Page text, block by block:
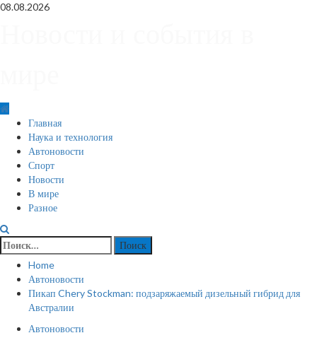
Skip
08.08.2026
Primary
Menu
Главная
Наука и технология
Автоновости
Спорт
Новости
В мире
Разное
Найти:
Home
Автоновости
Пикап Chery Stockman: подзаряжаемый дизельный гибрид для
Австралии
Автоновости